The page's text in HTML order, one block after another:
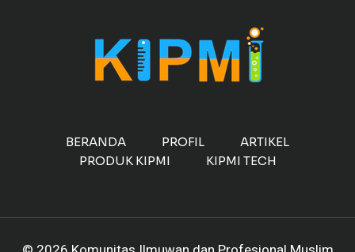
BERANDA PROFIL
ARTIKEL
PRODUK KIPMI
KIPMI TECH